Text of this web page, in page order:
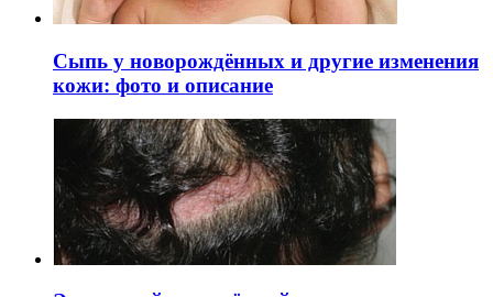
Сыпь у новорождённых и другие изменения
кожи: фото и описание